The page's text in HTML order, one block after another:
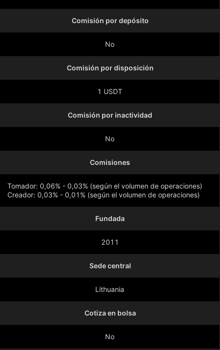
Comisión por depósito
No
Comisión por disposición
1 USDT
Comisión por inactividad
No
Comisiones
Tomador: 0,06% - 0,03% (según el volumen de operaciones)
Creador: 0,03% - 0,01% (según el volumen de operaciones)
Fundada
2011
Sede central
Lithuania
Cotiza en bolsa
No